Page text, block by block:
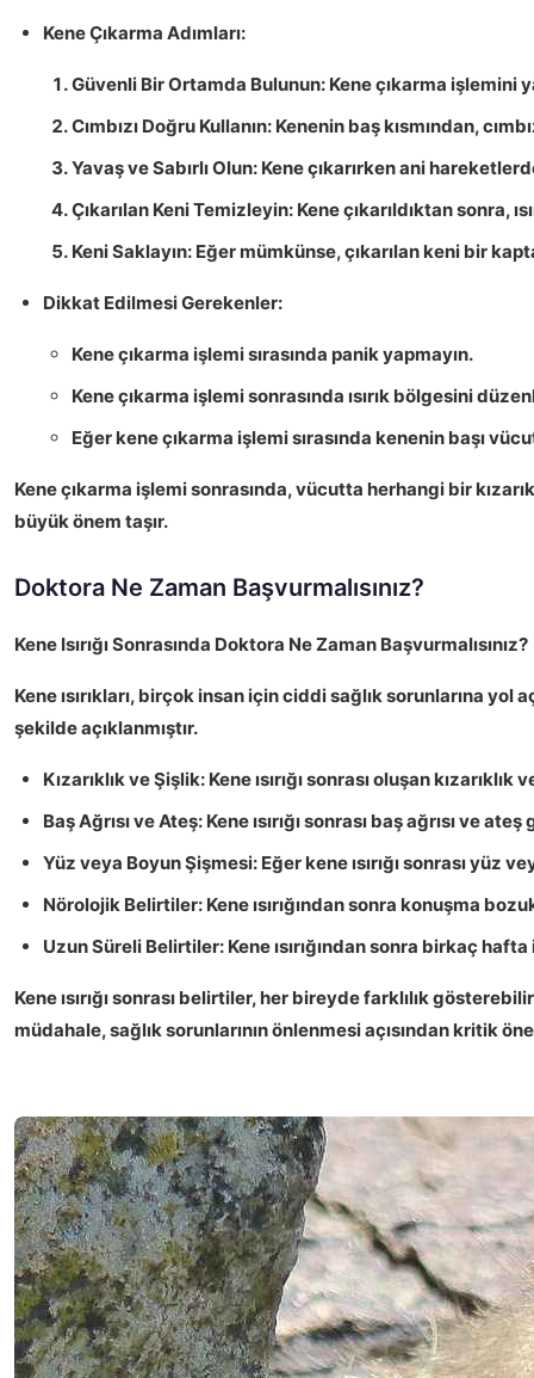
Kene Çıkarma Adımları:
Güvenli Bir Ortamda Bulunun: Kene çıkarma işlemini
Cımbızı Doğru Kullanın: Kenenin baş kısmından,
Yavaş ve Sabırlı Olun: Kene çıkarırken ani
Çıkarılan Keni Temizleyin: Kene çıkarıldıktan sonra,
Keni Saklayın: Eğer mümkünse, çıkarılan keni bir
Dikkat Edilmesi Gerekenler:
Kene çıkarma işlemi sırasında panik yapmayın.
Kene çıkarma işlemi sonrasında ısırık bölgesini
Eğer kene çıkarma işlemi sırasında kenenin başı
Kene çıkarma işlemi sonrasında, vücutta herhangi bir
büyük önem taşır.
Doktora Ne Zaman Başvurmalısınız?
Kene Isırığı Sonrasında Doktora Ne Zaman Başvurmalısınız?
Kene ısırıkları, birçok insan için ciddi sağlık sorunlarına
şekilde açıklanmıştır.
Kızarıklık ve Şişlik: Kene ısırığı sonrası oluşan kızarıklık
Baş Ağrısı ve Ateş: Kene ısırığı sonrası baş ağrısıveateş
Yüz veya Boyun Şişmesi: Eğer kene ısırığı sonrası yüz
Nörolojik Belirtiler: Kene ısırığından sonra konuşma
Uzun Süreli Belirtiler: Kene ısırığından sonra birkaç
Kene ısırığı sonrası belirtiler, her bireyde farklılık
müdahale, sağlık sorunlarının önlenmesi açısından kritik